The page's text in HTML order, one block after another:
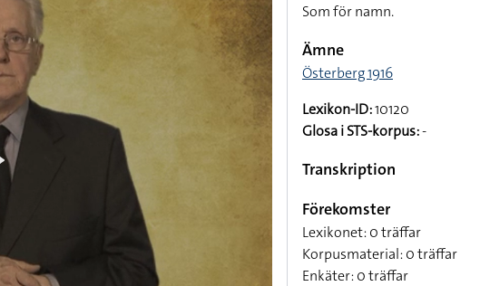
Play
Som för namn.
Ämne
Österberg 1916
Lexikon-ID:10120
Glosa i STS-korpus:-
Transkription
Förekomster
Lexikonet: 0 träffar
Korpusmaterial: 0 träffar
Enkäter: 0 träffar